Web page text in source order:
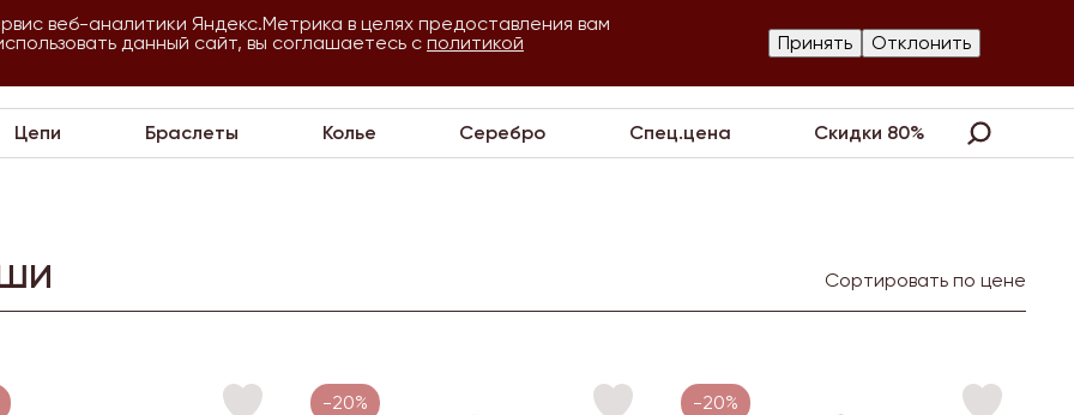
О
Для
VIP Партнеры Контакты
Цепи Браслеты Колье Серебро Спец.цена Скидки 80%
Сортировать по цене
-20% -20%
веб-аналитики Яндекс.Метрика в целях предоставления вам
данный сайт, вы соглашаетесь с политикой
Принять Отклонить